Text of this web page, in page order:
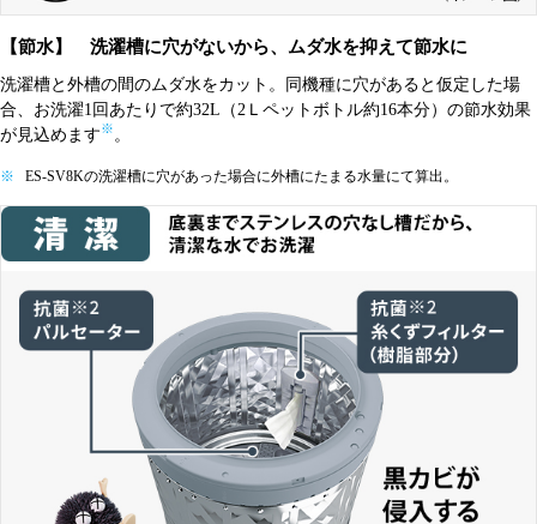
【節水】 洗濯槽に穴がないから、ムダ水を抑えて節水に
洗濯槽と外槽の間のムダ水をカット。同機種に穴があると仮定した場
合、お洗濯1回あたりで約32L（2Ｌペットボトル約16本分）の節水効果
が見込めます※ 。
※ ES-SV8Kの洗濯槽に穴があった場合に外槽にたまる水量にて算出。